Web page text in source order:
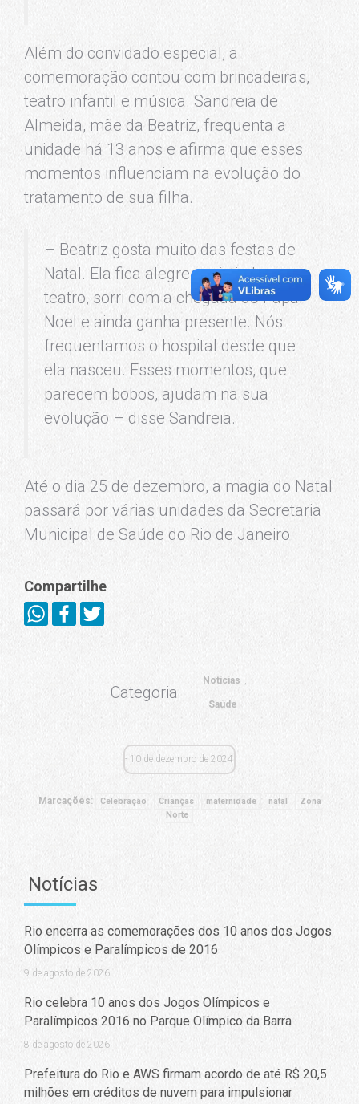
Além do convidado especial, a
comemoração contou com brincadeiras,
teatro infantil e música. Sandreia de
Almeida, mãe da Beatriz, frequenta a
unidade há 13 anos e afirma que esses
momentos influenciam na evolução do
tratamento de sua filha.
– Beatriz gosta muito das festas de
Natal. Ela fica alegre assistindo ao
teatro, sorri com a chegada do Papai
Noel e ainda ganha presente. Nós
frequentamos o hospital desde que
ela nasceu. Esses momentos, que
parecem bobos, ajudam na sua
evolução – disse Sandreia.
Até o dia 25 de dezembro, a magia do Natal
passará por várias unidades da Secretaria
Municipal de Saúde do Rio de Janeiro.
Compartilhe
Categoria:
Notícias
Saúde
10 de dezembro de 2024
Marcações: Celebração Crianças maternidade natal
Zona
Norte
Notícias
Rio encerra as comemorações dos 10 anos dos Jogos
Olímpicos e Paralímpicos de 2016
9 de agosto de 2026
Rio celebra 10 anos dos Jogos Olímpicos e
Paralímpicos 2016 no Parque Olímpico da Barra
8 de agosto de 2026
Prefeitura do Rio e AWS firmam acordo de até R$ 20,5
milhões em créditos de nuvem para impulsionar